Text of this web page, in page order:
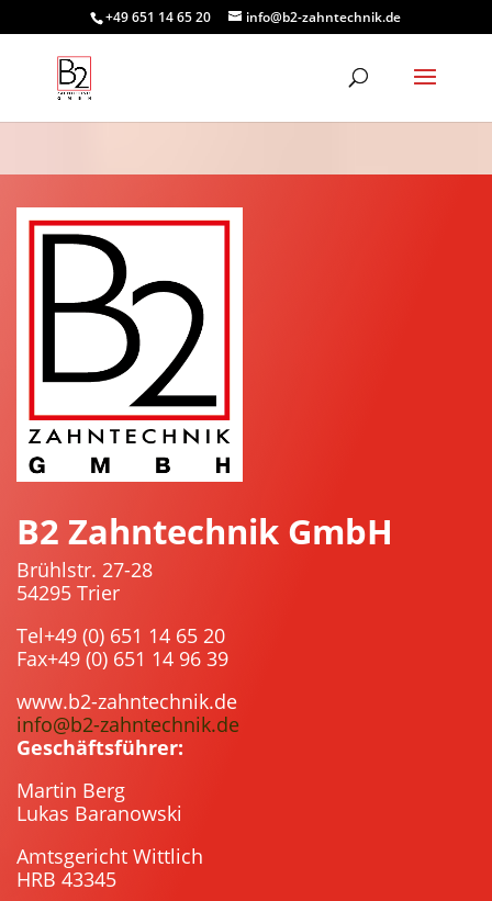
+49 651 14 65 20 info@b2-zahntechnik.de
B2 Zahntechnik GmbH
Brühlstr. 27-28
54295 Trier
Tel+49 (0) 651 14 65 20
Fax+49 (0) 651 14 96 39
www.b2-zahntechnik.de
info@b2-zahntechnik.de
Geschäftsführer:
Martin Berg
Lukas Baranowski
Amtsgericht Wittlich
HRB 43345